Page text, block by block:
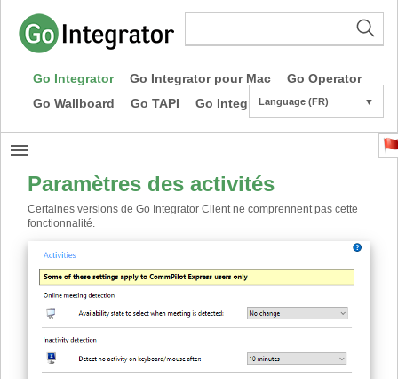
Go Integrator Go Integrator pour Mac
Go Operator
Go Wallboard
Go TAPI Go Integrator CE
Language (FR) ▼
Paramètres des activités
Certaines versions de Go Integrator Client ne comprennent pas cette
fonctionnalité.